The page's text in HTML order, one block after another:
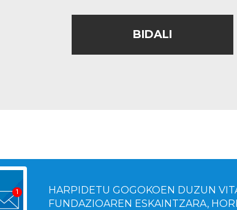
BIDALI
HARPIDETU GOGOKOEN DUZUN
FUNDAZIOAREN ESKAINTZARA,